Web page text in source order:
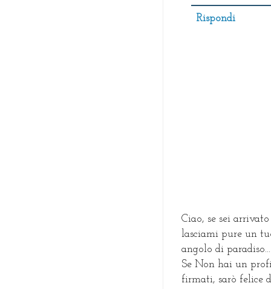
Rispondi
Ciao, se sei
lasciami pure un
angolo di paradiso...
Se Non hai un
firmati, sarò felice